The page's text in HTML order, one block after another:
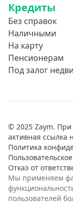
Кредиты
Без справок
Наличными
На карту
Пенсионерам
Под залог
© 2025 Zaym. При
активная ссылка
Политика
Отказ от
Мы применяем
пользователей